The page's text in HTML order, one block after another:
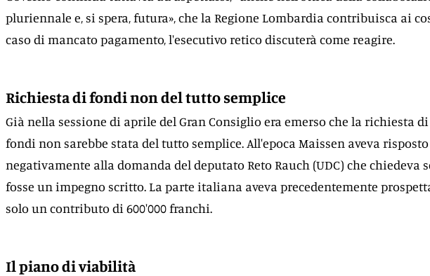
pluriennale e, si spera, futura», che la Regione Lombardia contribuisca ai
caso di mancato pagamento, l'esecutivo retico discuterà come reagire.
Richiesta di fondi non del tutto semplice
Già nella sessione di aprile del Gran Consiglio era emerso che la richiesta di
fondi non sarebbe stata del tutto semplice. All'epoca Maissen aveva risposto
negativamente alla domanda del deputato Reto Rauch (UDC) che chiedeva
fosse un impegno scritto. La parte italiana aveva precedentemente
solo un contributo di 600'000 franchi.
Il piano di viabilità